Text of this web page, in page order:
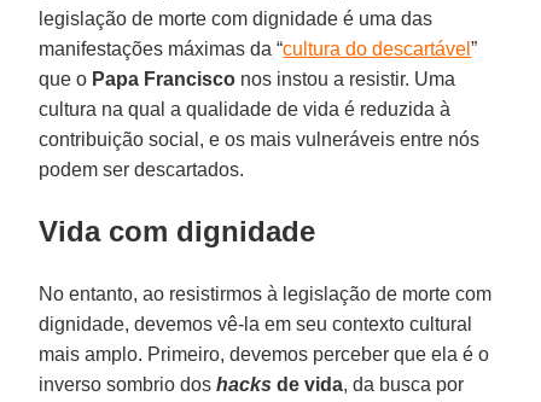
legislação de morte com dignidade é uma das
manifestações máximas da “cultura do descartável”
que o Papa Francisco nos instou a resistir. Uma
cultura na qual a qualidade de vida é reduzida à
contribuição social, e os mais vulneráveis entre nós
podem ser descartados.
Vida com dignidade
No entanto, ao resistirmos à legislação de morte com
dignidade, devemos vê-la em seu contexto cultural
mais amplo. Primeiro, devemos perceber que ela é o
inverso sombrio doshacks de vida, da busca por